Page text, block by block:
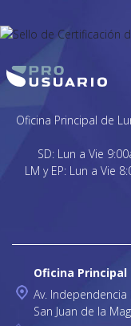
Oficina Principal de
SD: Lun a Vie
LM y EP: Lun a Vie
Oficina Principal
Av. Independencia
San Juan de la